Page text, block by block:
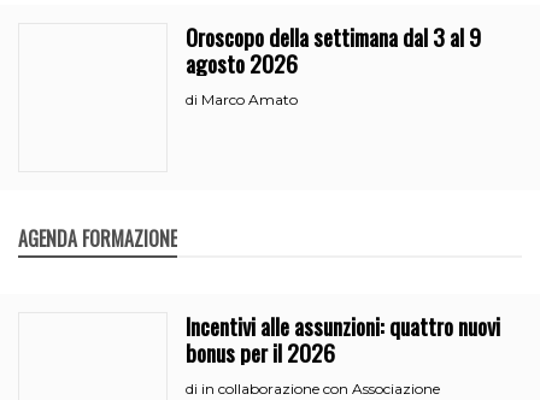
Oroscopo della settimana dal 3 al 9
agosto 2026
di Marco Amato
AGENDA FORMAZIONE
Incentivi alle assunzioni: quattro nuovi
bonus per il 2026
di in collaborazione con Associazione